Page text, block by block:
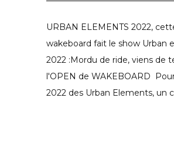
URBAN ELEMENTS 2022,
wakeboard fait le show Urban
2022 :Mordu de ride, viens de
l'OPEN de WAKEBOARD
2022 des Urban Elements, un